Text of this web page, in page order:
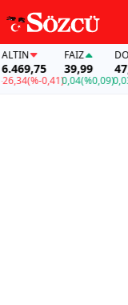
(%-0,41)
FAİZ
39,99
0,04(%0,09)0,03